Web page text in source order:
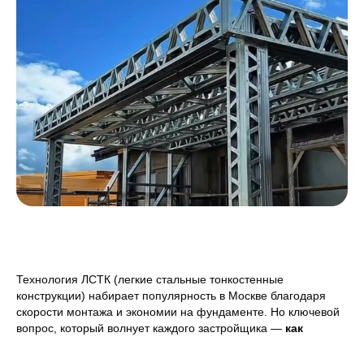
Технология ЛСТК (легкие стальные тонкостенные
конструкции) набирает популярность в Москве благодаря
скорости монтажа и экономии на фундаменте. Но ключевой
вопрос, который волнует каждого застройщика — как